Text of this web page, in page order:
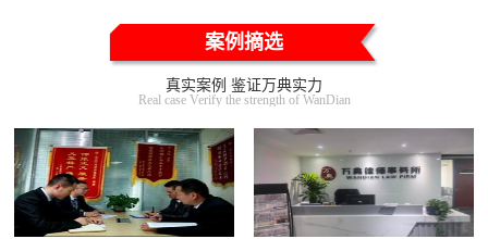
案例摘选
真实案例 鉴证万典实力
Real case Verify the strength of WanDian